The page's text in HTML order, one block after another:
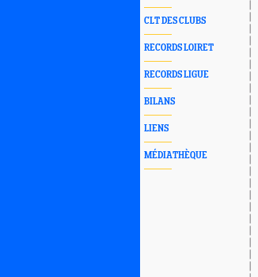
CLT DES CLUBS
RECORDS LOIRET
RECORDS LIGUE
BILANS
LIENS
MÉDIATHÈQUE